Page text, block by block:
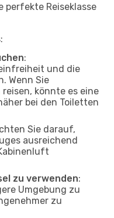
perfekte Reiseklasse
:
und die
Wenn Sie
könnte es eine
bei den Toiletten
Sie darauf,
ausreichend
zu verwenden:
Umgebung zu
zu